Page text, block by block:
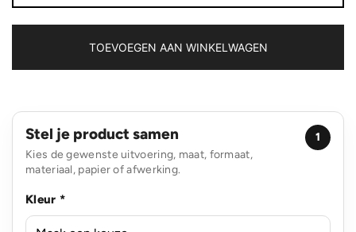
recycled
canvas
aantal
TOEVOEGEN AAN WINKELWAGEN
Stel je product samen
Kies de gewenste uitvoering, maat, formaat,
materiaal, papier of afwerking.
1
Kleur *